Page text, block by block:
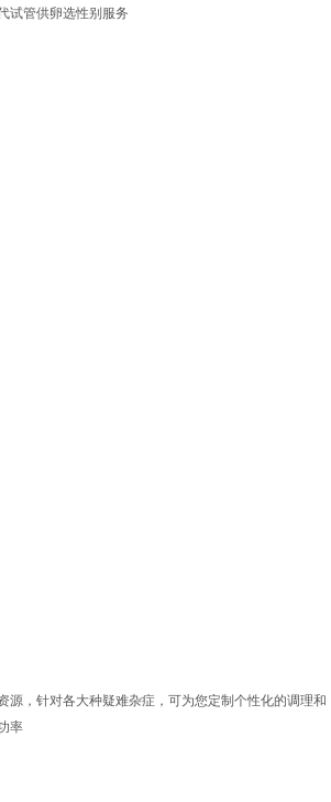
试管供卵选性别服务
源，针对各大种疑难杂症，可为您定制个性化的调理和
率